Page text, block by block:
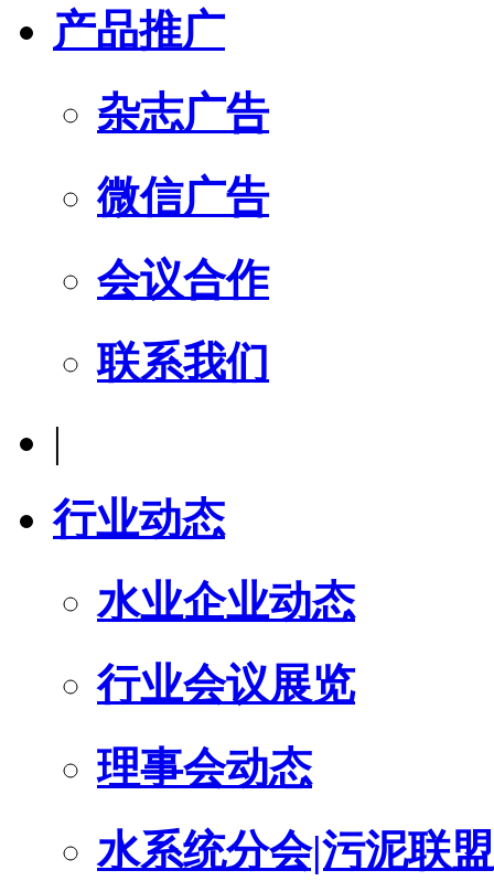
产品推广
杂志广告
微信广告
会议合作
联系我们
|
行业动态
水业企业动态
行业会议展览
理事会动态
水系统分会|污泥联